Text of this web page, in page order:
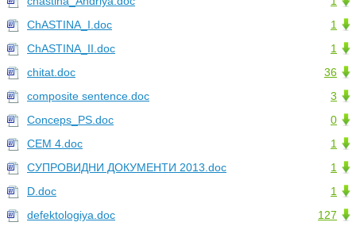
1
ChASTINA_I.doc
1
ChASTINA_II.doc
36
chitat.doc
3
composite sentence.doc
0
Conceps_PS.doc
1
CЕМ 4.doc
1
CУПРОВИДНИ ДОКУМЕНТИ 2013.doc
1
D.doc
127
defektologiya.doc